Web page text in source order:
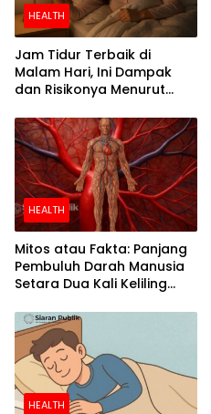
HEALTH
Jam Tidur Terbaik di
Malam Hari, Ini Dampak
dan Risikonya Menurut
HEALTH
Mitos atau Fakta: Panjang
Pembuluh Darah Manusia
Setara Dua Kali Keliling
HEALTH